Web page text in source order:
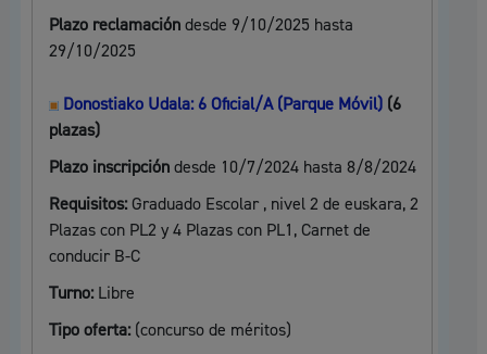
Plazo reclamacióndesde 9/10/2025 hasta
29/10/2025
Donostiako Udala: 6 Oficial/A (Parque Móvil)(6
plazas)
Plazo inscripción desde 10/7/2024 hasta 8/8/2024
Requisitos: Graduado Escolar , nivel 2 de euskara, 2
Plazas con PL2 y 4 Plazas con PL1, Carnet de
conducir B-C
Turno: Libre
Tipo oferta: (concurso de méritos)